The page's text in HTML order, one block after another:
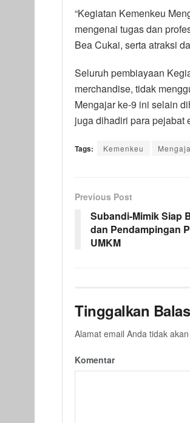
“Kegiatan Kemenkeu
mengenai tugas dan
Bea Cukai, serta atraksi
Seluruh pembiayaan
merchandise, tidak
Mengajar ke-9 ini selain
juga dihadiri para pejabat
Tags: Kemenkeu
Previous Post
Subandi-Mimik Siap
dan Pendampingan
UMKM
Tinggalkan
Alamat email Anda tidak
Komentar